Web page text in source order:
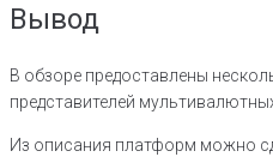
Вывод
В обзоре предоставлены
представителей
Из описания платформ можно